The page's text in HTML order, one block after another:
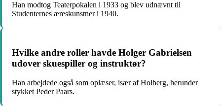
Han modtog Teaterpokalen i 1933 og blev udnævnt til
Studenternes æreskunstner i 1940.
Hvilke andre roller havde Holger Gabrielsen
udover skuespiller og instruktør?
Han arbejdede også som oplæser, især af Holberg, herunder
stykket Peder Paars.